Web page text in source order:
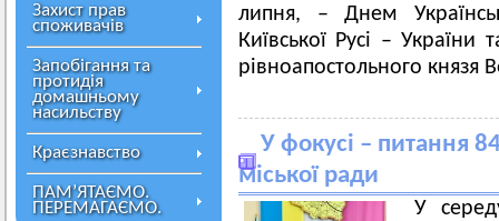
Захист прав
споживачів
Запобігання та
протидія
домашньому
насильству
Краєзнавство
ПАМ’ЯТАЄМО.
ПЕРЕМАГАЄМО.
липня, – Днем
Київської Русі –
рівноапостольного князя
У фокусі – питання
міської ради
У